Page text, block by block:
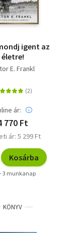
igent az
életre!
E. Frankl
ár:
770 Ft
ár: 5 299 Ft
Kosárba
3 munkanap
KÖNYV